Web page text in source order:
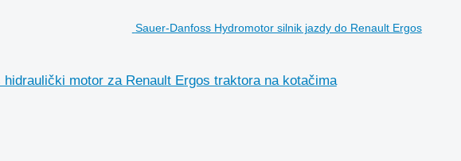
Sauer-Danfoss Hydromotor silnik jazdy do Renault Ergos
motor za Renault Ergos traktora na kotačima